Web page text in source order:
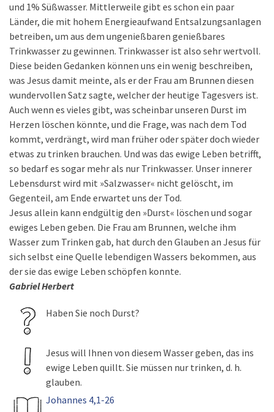
und 1% Süßwasser. Mittlerweile gibt es schon ein paar
Länder, die mit hohem Energieaufwand Entsalzungsanlagen
betreiben, um aus dem ungenießbaren genießbares
Trinkwasser zu gewinnen. Trinkwasser ist also sehr wertvoll.
Diese beiden Gedanken können uns ein wenig beschreiben,
was Jesus damit meinte, als er der Frau am Brunnen diesen
wundervollen Satz sagte, welcher der heutige Tagesvers ist.
Auch wenn es vieles gibt, was scheinbar unseren Durst im
Herzen löschen könnte, und die Frage, was nach dem Tod
kommt, verdrängt, wird man früher oder später doch wieder
etwas zu trinken brauchen. Und was das ewige Leben betrifft,
so bedarf es sogar mehr als nur Trinkwasser. Unser innerer
Lebensdurst wird mit »Salzwasser« nicht gelöscht, im
Gegenteil, am Ende erwartet uns der Tod.
Jesus allein kann endgültig den »Durst« löschen und sogar
ewiges Leben geben. Die Frau am Brunnen, welche ihm
Wasser zum Trinken gab, hat durch den Glauben an Jesus für
sich selbst eine Quelle lebendigen Wassers bekommen, aus
der sie das ewige Leben schöpfen konnte.
Gabriel Herbert
Haben Sie noch Durst?
Jesus will Ihnen von diesem Wasser geben, das ins
ewige Leben quillt. Sie müssen nur trinken, d. h.
glauben.
Johannes 4,1-26